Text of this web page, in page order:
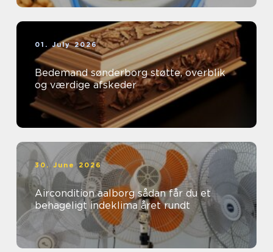
01. July 2026
Bedemand sønderborg støtte, overblik
og værdige afskeder
30. June 2026
Aircondition aalborg sådan får du et
behageligt indeklima året rundt